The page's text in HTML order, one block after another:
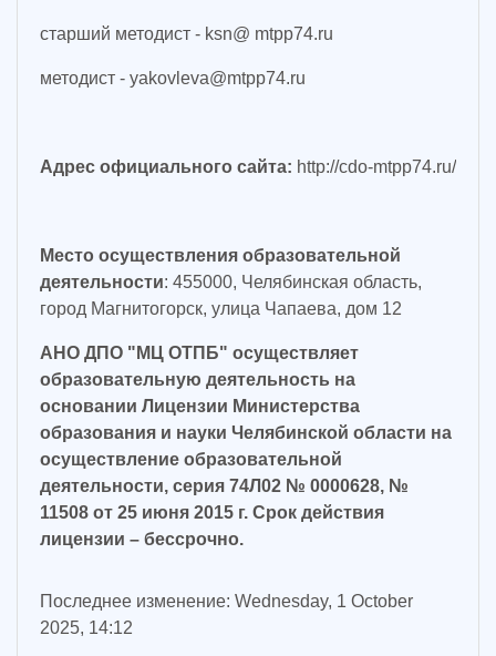
старший методист - ksn@ mtpp74.ru
методист - yakovleva@mtpp74.ru
Адрес официального сайта: http://cdo-mtpp74.ru/
Место осуществления образовательной
деятельности: 455000, Челябинская область,
город Магнитогорск, улица Чапаева, дом 12
АНО ДПО "МЦ ОТПБ" осуществляет
образовательную деятельность на
основании Лицензии Министерства
образования и науки Челябинской области на
осуществление образовательной
деятельности, серия 74Л02 № 0000628, №
11508 от 25 июня 2015 г. Срок действия
лицензии – бессрочно.
Последнее изменение: Wednesday, 1 October
2025, 14:12